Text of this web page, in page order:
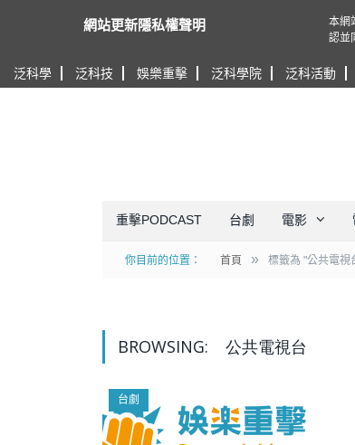
泛科學 泛科技 娛樂重擊 泛科學院 泛科活動
重擊PODCAST 台劇 電影
你目前的位置： 首頁 » 標籤為 "公共電視
BROWSING: 公共電視台
台劇
網站更新隱私權聲明
本網
認並